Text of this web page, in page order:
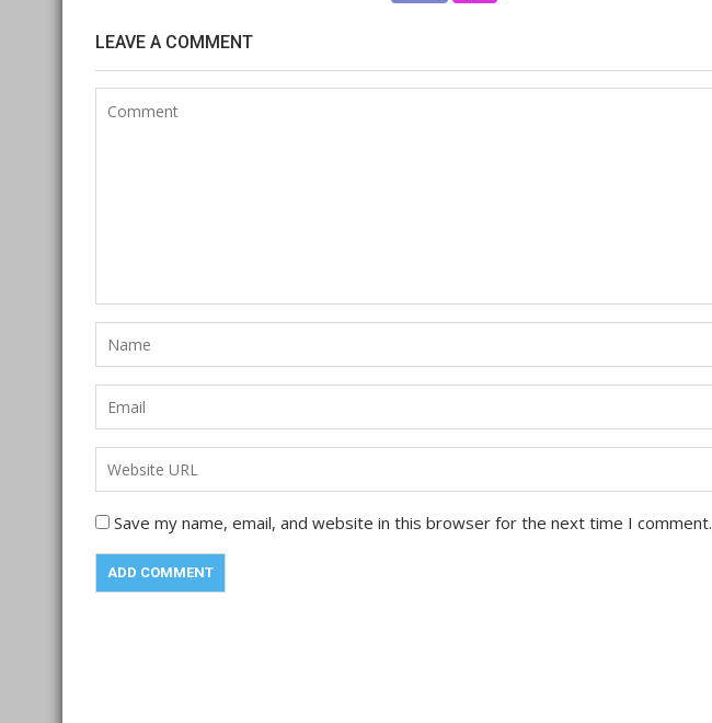
LEAVE A COMMENT
Save my name, email, and website in this browser for the next time I comment.